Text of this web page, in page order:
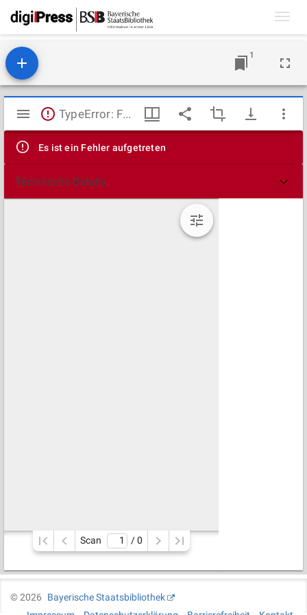
1
Mirador
Viewer
TypeError: Failed to fetch
Es ist ein Fehler aufgetreten
Technische Details
Scan / 0
©2026
Bayerische Staatsbibliothek